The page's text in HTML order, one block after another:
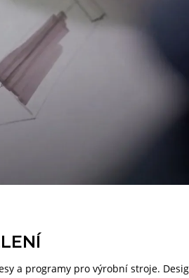
a programy pro výrobní stroje.